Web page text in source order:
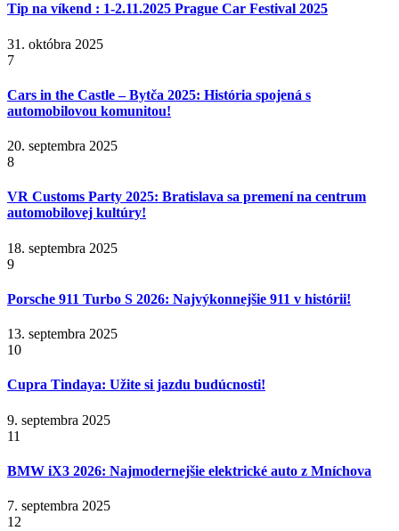
Tip na víkend : 1-2.11.2025 Prague Car Festival 2025
31. októbra 2025
7
Cars in the Castle – Bytča 2025: História spojená s
automobilovou komunitou!
20. septembra 2025
8
VR Customs Party 2025: Bratislava sa premení na centrum
automobilovej kultúry!
18. septembra 2025
9
Porsche 911 Turbo S 2026: Najvýkonnejšie 911 v histórii!
13. septembra 2025
10
Cupra Tindaya: Užite si jazdu budúcnosti!
9. septembra 2025
11
BMW iX3 2026: Najmodernejšie elektrické auto z Mníchova
7. septembra 2025
12